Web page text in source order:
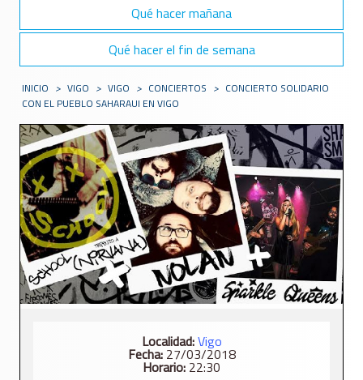
Qué hacer mañana
Qué hacer el fin de semana
INICIO > VIGO > VIGO > CONCIERTOS > CONCIERTO SOLIDARIO
CON EL PUEBLO SAHARAUI EN VIGO
Localidad:Vigo
Fecha:27/03/2018
Horario: 22:30